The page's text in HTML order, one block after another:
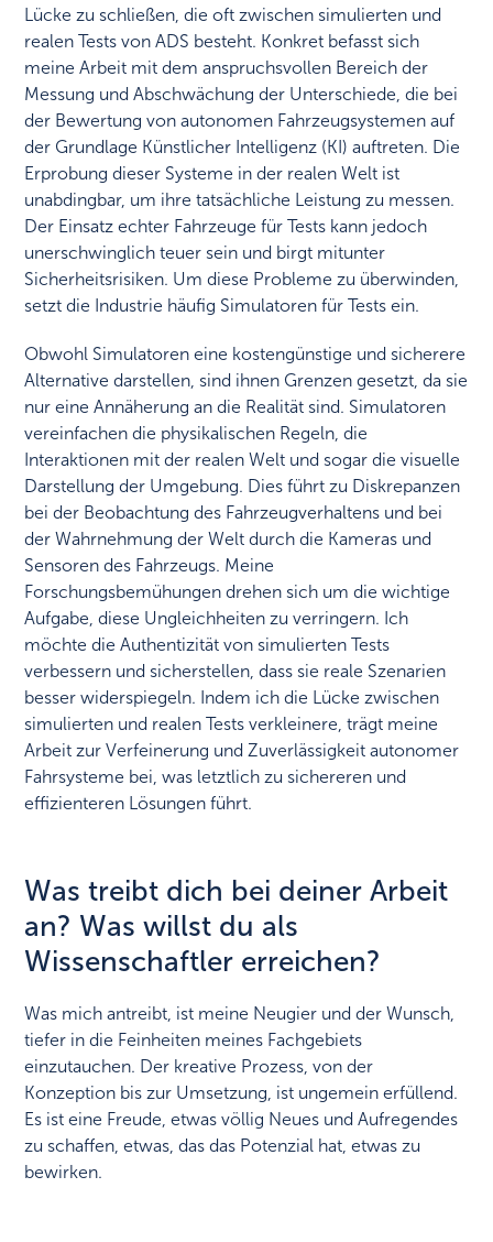
Lücke zu schließen, die oft zwischen simulierten und
realen Tests von ADS besteht. Konkret befasst sich
meine Arbeit mit dem anspruchsvollen Bereich der
Messung und Abschwächung der Unterschiede, die bei
der Bewertung von autonomen Fahrzeugsystemen auf
der Grundlage Künstlicher Intelligenz (KI) auftreten. Die
Erprobung dieser Systeme in der realen Welt ist
unabdingbar, um ihre tatsächliche Leistung zu messen.
Der Einsatz echter Fahrzeuge für Tests kann jedoch
unerschwinglich teuer sein und birgt mitunter
Sicherheitsrisiken. Um diese Probleme zu überwinden,
setzt die Industrie häufig Simulatoren für Tests ein.
Obwohl Simulatoren eine kostengünstige und sicherere
Alternative darstellen, sind ihnen Grenzen gesetzt, da sie
nur eine Annäherung an die Realität sind. Simulatoren
vereinfachen die physikalischen Regeln, die
Interaktionen mit der realen Welt und sogar die visuelle
Darstellung der Umgebung. Dies führt zu Diskrepanzen
bei der Beobachtung des Fahrzeugverhaltens und bei
der Wahrnehmung der Welt durch die Kameras und
Sensoren des Fahrzeugs. Meine
Forschungsbemühungen drehen sich um die wichtige
Aufgabe, diese Ungleichheiten zu verringern. Ich
möchte die Authentizität von simulierten Tests
verbessern und sicherstellen, dass sie reale Szenarien
besser widerspiegeln. Indem ich die Lücke zwischen
simulierten und realen Tests verkleinere, trägt meine
Arbeit zur Verfeinerung und Zuverlässigkeit autonomer
Fahrsysteme bei, was letztlich zu sichereren und
effizienteren Lösungen führt.
Was treibt dich bei deiner Arbeit
an? Was willst du als
Wissenschaftler erreichen?
Was mich antreibt, ist meine Neugier und der Wunsch,
tiefer in die Feinheiten meines Fachgebiets
einzutauchen. Der kreative Prozess, von der
Konzeption bis zur Umsetzung, ist ungemein erfüllend.
Es ist eine Freude, etwas völlig Neues und Aufregendes
zu schaffen, etwas, das das Potenzial hat, etwas zu
bewirken.